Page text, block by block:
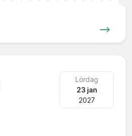
Lördag
23 jan
2027